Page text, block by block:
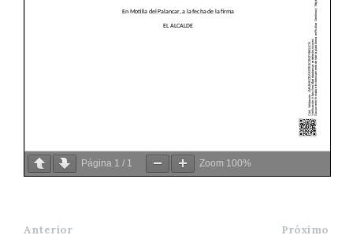
Página 1 / 1 Zoom 100%
Anterior Próximo